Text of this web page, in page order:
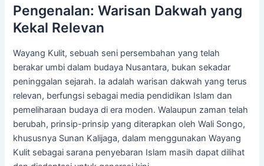
Pengenalan: Warisan Dakwah yang
Kekal Relevan
Wayang Kulit, sebuah seni persembahan yang telah
berakar umbi dalam budaya Nusantara, bukan sekadar
peninggalan sejarah. Ia adalah warisan dakwah yang terus
relevan, berfungsi sebagai media pendidikan Islam dan
pemeliharaan budaya di era moden. Walaupun zaman telah
berubah, prinsip-prinsip yang diterapkan oleh Wali Songo,
khususnya Sunan Kalijaga, dalam menggunakan Wayang
Kulit sebagai sarana penyebaran Islam masih dapat dilihat